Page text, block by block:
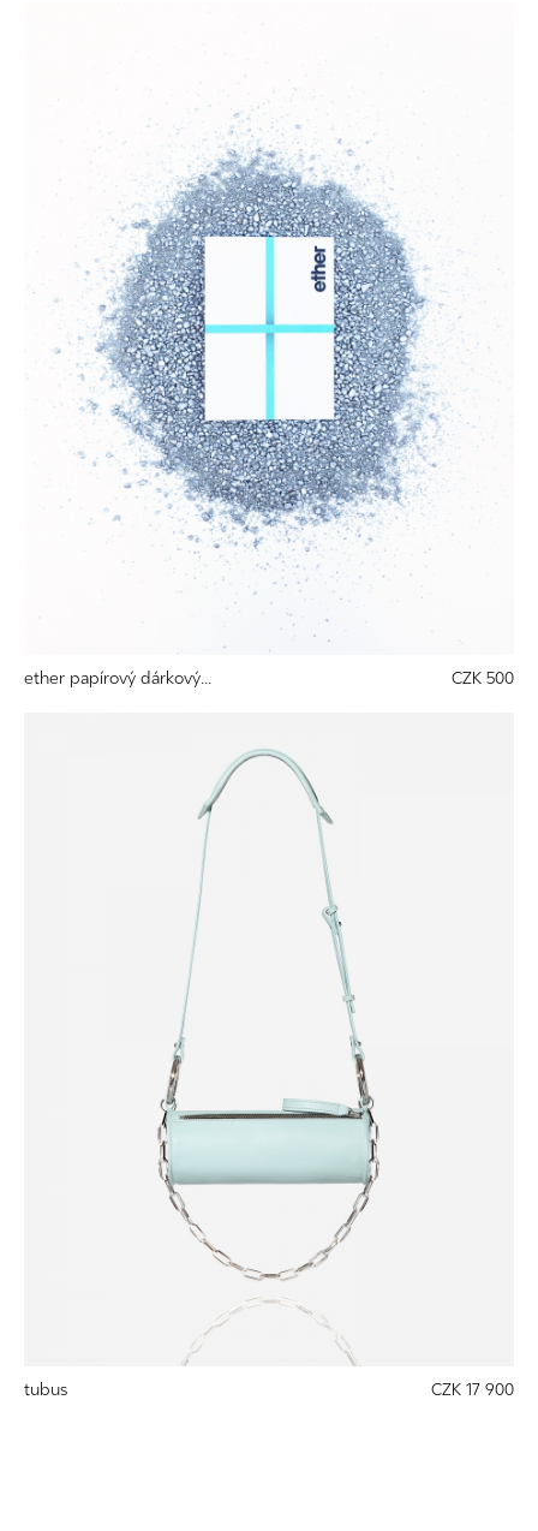
ether papírový dárkový... CZK 500
tubus CZK 17 900